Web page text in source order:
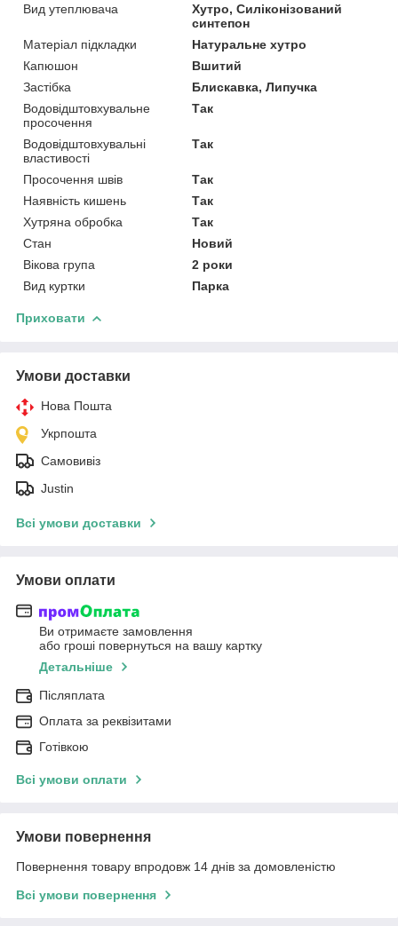
Вид утеплювача
Хутро, Силіконізований
синтепон
Матеріал підкладки
Натуральне хутро
Капюшон
Вшитий
Застібка
Блискавка, Липучка
Водовідштовхувальне
просочення
Так
Водовідштовхувальні
властивості
Так
Просочення швів
Так
Наявність кишень
Так
Хутряна обробка
Так
Стан
Новий
Вікова група
2 роки
Вид куртки
Парка
Приховати
Умови доставки
Нова Пошта
Укрпошта
Самовивіз
Justin
Всі умови доставки
Умови оплати
Ви отримаєте замовлення
або гроші повернуться на вашу картку
Детальніше
Післяплата
Оплата за реквізитами
Готівкою
Всі умови оплати
Умови повернення
Повернення товару впродовж 14 днів за домовленістю
Всі умови повернення